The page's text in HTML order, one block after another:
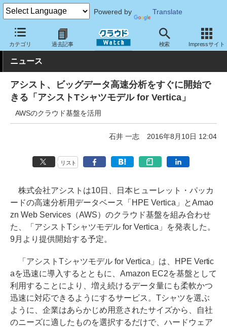
Powered by Translate
カテゴリ 過去記事 検索 Impressサイト
クラウド Watch サービス・ソフト サービス 分析
ニュース
アシスト、ビッグデータ高速分析をすぐに開始で
きる「アシストTシャツモデル for Vertica」
AWSのクラウド基盤を活用
石井 一志 2016年8月10日 12:04
リスト
株式会社アシストは10日、日本ヒューレット・パッカ
ードの高速分析用データベース「HPE Vertica」とAmao
zn Web Services（AWS）のクラウド基盤を組み合わせ
た、「アシストTシャツモデル for Vertica」を発表した。
9月より提供開始する予定。
「アシストTシャツモデル for Vertica」は、HPE Vertic
aを迅速に導入するとともに、Amazon EC2を基盤として
利用することにより、増え続けるデータ量にも柔軟かつ
迅速に対応できるようにするサービス。Tシャツを選ぶ
ように、企業はあらかじめ用意されたサイズから、自社
のニーズに適したものを選択するだけで、ハードウェア